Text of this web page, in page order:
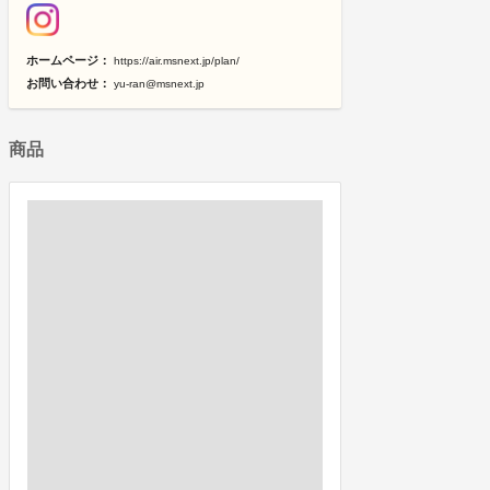
ホームページ： https://air.msnext.jp/plan/
お問い合わせ： yu-ran@msnext.jp
商品